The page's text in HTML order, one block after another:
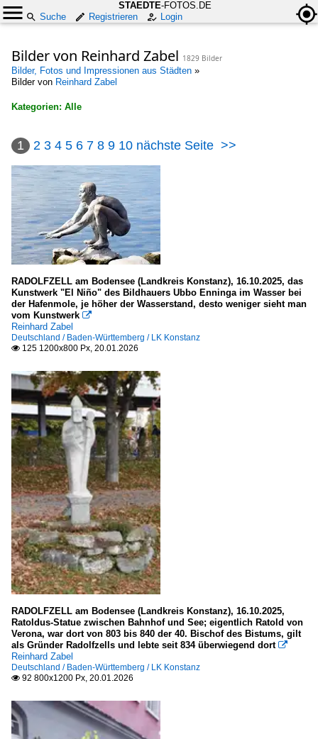
STAEDTE-FOTOS.DE
Suche
Registrieren Login
Bilder von Reinhard Zabel 1829 Bilder
Bilder, Fotos und Impressionen aus Städten »
Bilder von Reinhard Zabel
Kategorien: Alle
Alle Kategorien
Afrika
Senegal
Dakar (Stadt)
Andorra
Andorra la Vella
Andorra la Vella
Canillo
Canillo
Bauwerke
Sakrale Bauten
Portugal
Belgien
Provinz Lüttich
Verschiedene Städte
Brunnen, Denkmäler etc.
Kunstwerke
Europa
Santiago
1 2 3 4 5 6 7 8 9 10 nächste Seite >>
RADOLFZELL am Bodensee (Landkreis Konstanz), 16.10.2025, das
Kunstwerk "El Niño" des Bildhauers Ubbo Enninga im Wasser bei
der Hafenmole, je höher der Wasserstand, desto weniger sieht man
vom Kunstwerk 
Reinhard Zabel
Deutschland / Baden-Württemberg / LK Konstanz
 125 1200x800 Px, 20.01.2026
RADOLFZELL am Bodensee (Landkreis Konstanz), 16.10.2025,
Ratoldus-Statue zwischen Bahnhof und See; eigentlich Ratold von
Verona, war dort von 803 bis 840 der 40. Bischof des Bistums, gilt
als Gründer Radolfzells und lebte seit 834 überwiegend dort 
Reinhard Zabel
Deutschland / Baden-Württemberg / LK Konstanz
 92 800x1200 Px, 20.01.2026